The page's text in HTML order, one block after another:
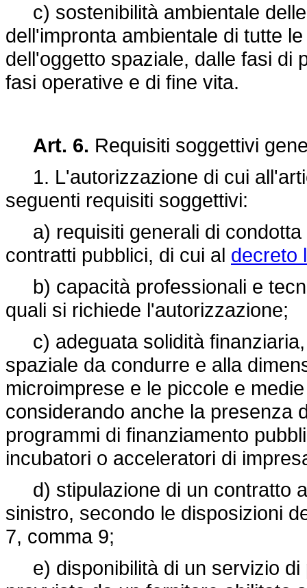
c) sostenibilità ambientale
dell'impronta ambientale di tutte
dell'oggetto spaziale, dalle fasi di
fasi operative e di fine vita.
Art. 6. Requisiti soggettivi
1. L'autorizzazione di cui
seguenti requisiti soggettivi:
a) requisiti generali di condotta
contratti pubblici, di cui al decreto
b) capacità professionali e
quali si richiede l'autorizzazione;
c) adeguata solidità
spaziale da condurre e alla
microimprese e le piccole e
considerando anche la presenza
programmi di finanziamento
incubatori o acceleratori di
d) stipulazione di un contratto
sinistro, secondo le disposizioni
7, comma 9;
e) disponibilità di un servizio di